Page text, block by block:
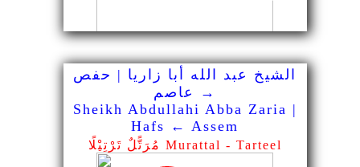
الشيخ عبد الله أبا زاريا | حفص
→ عاصم
Sheikh Abdullahi Abba Zaria |
Hafs ← Assem
مُرَتًّلٌ تَرْتِيْلًا Murattal - Tarteel